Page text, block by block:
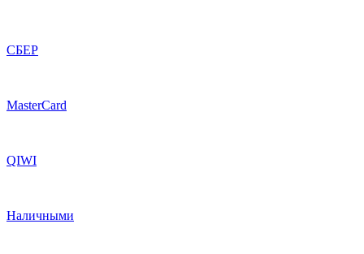
СБЕР
MasterCard
QIWI
Наличными